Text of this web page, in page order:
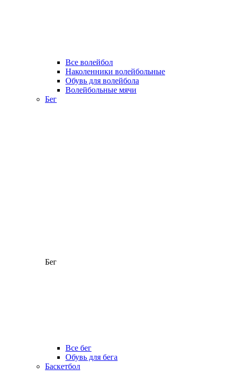
Все волейбол
Наколенники волейбольные
Обувь для волейбола
Волейбольные мячи
Бег
Бег
Все бег
Обувь для бега
Баскетбол